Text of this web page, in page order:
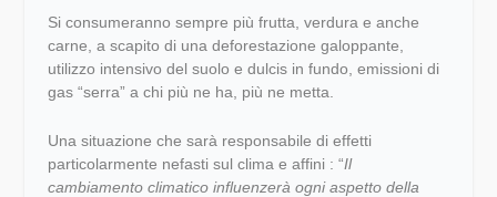
Si consumeranno sempre più frutta, verdura e anche
carne, a scapito di una deforestazione galoppante,
utilizzo intensivo del suolo e dulcis in fundo, emissioni di
gas “serra” a chi più ne ha, più ne metta.
Una situazione che sarà responsabile di effetti
particolarmente nefasti sul clima e affini : “Il
cambiamento climatico influenzerà ogni aspetto della